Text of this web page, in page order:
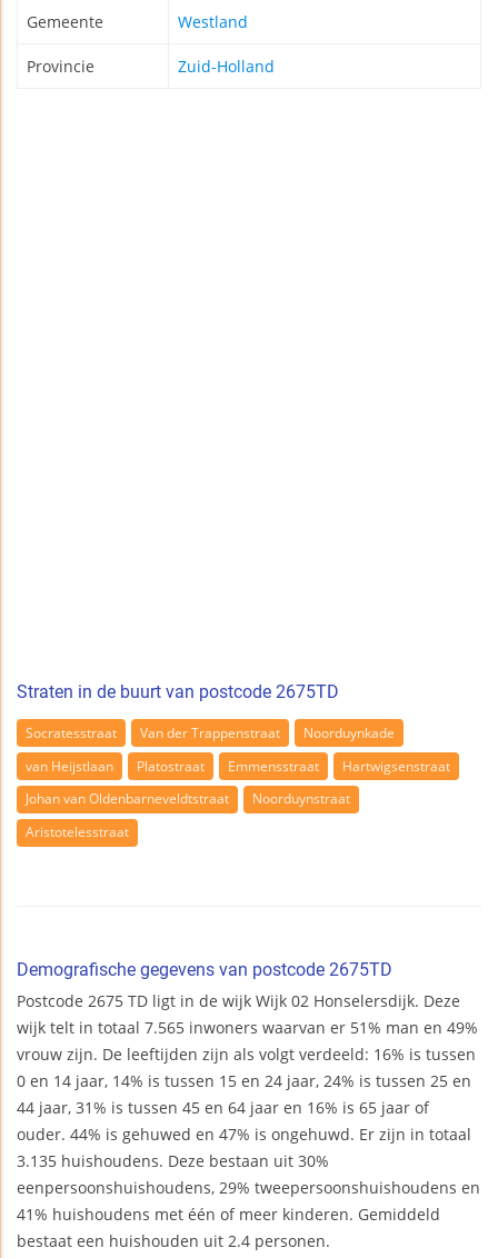
Gemeente Westland
Provincie Zuid-Holland
Straten in de buurt van postcode 2675TD
Socratesstraat Van der Trappenstraat
Noorduynkade
van Heijstlaan
Platostraat Emmensstraat
Hartwigsenstraat
Johan van Oldenbarneveldtstraat
Noorduynstraat
Aristotelesstraat
Demografische gegevens van postcode 2675TD
Postcode 2675 TD ligt in de wijk Wijk 02 Honselersdijk. Deze
wijk telt in totaal 7.565 inwoners waarvan er 51% man en 49%
vrouw zijn. De leeftijden zijn als volgt verdeeld: 16% is tussen
0 en 14 jaar, 14% is tussen 15 en 24 jaar, 24% is tussen 25 en
44 jaar, 31% is tussen 45 en 64 jaar en 16% is 65 jaar of
ouder. 44% is gehuwed en 47% is ongehuwd. Er zijn in totaal
3.135 huishoudens. Deze bestaan uit 30%
eenpersoonshuishoudens, 29% tweepersoonshuishoudens en
41% huishoudens met één of meer kinderen. Gemiddeld
bestaat een huishouden uit 2.4 personen.